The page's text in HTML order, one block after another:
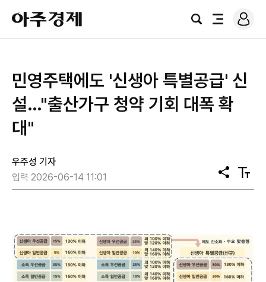
아
주
경
검
전
로
그
민영주택에도 '신생아 특별공급' 신
설…"출산가구 청약 기회 대폭 확
대"
우주성 기자
입력 2026-06-14 11:01
공
유
텍
스